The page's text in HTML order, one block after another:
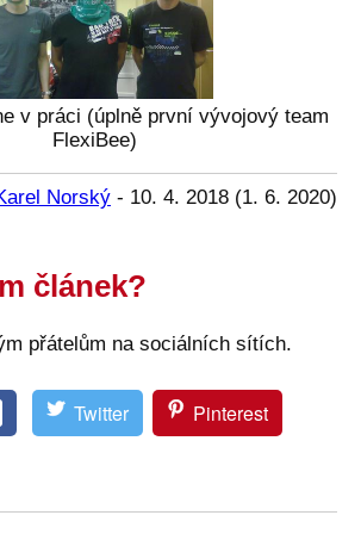
v práci (úplně první vývojový team
FlexiBee)
Norský - 10. 4. 2018 (1. 6. 2020)
článek?
přátelům na sociálních sítích.
Twitter Pinterest